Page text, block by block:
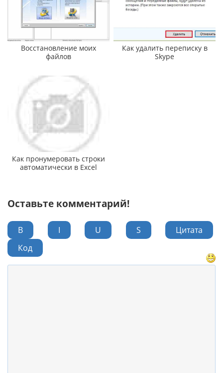
Восстановление моих
файлов
Как удалить переписку в
Skype
Как пронумеровать строки
автоматически в Excel
Оставьте комментарий!
B I U S
Цитата
Код